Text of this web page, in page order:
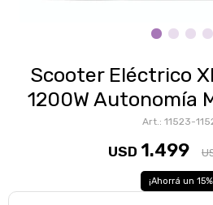
Scooter Eléctrico
1200W Autonomía
11523-
USD 1.499
15